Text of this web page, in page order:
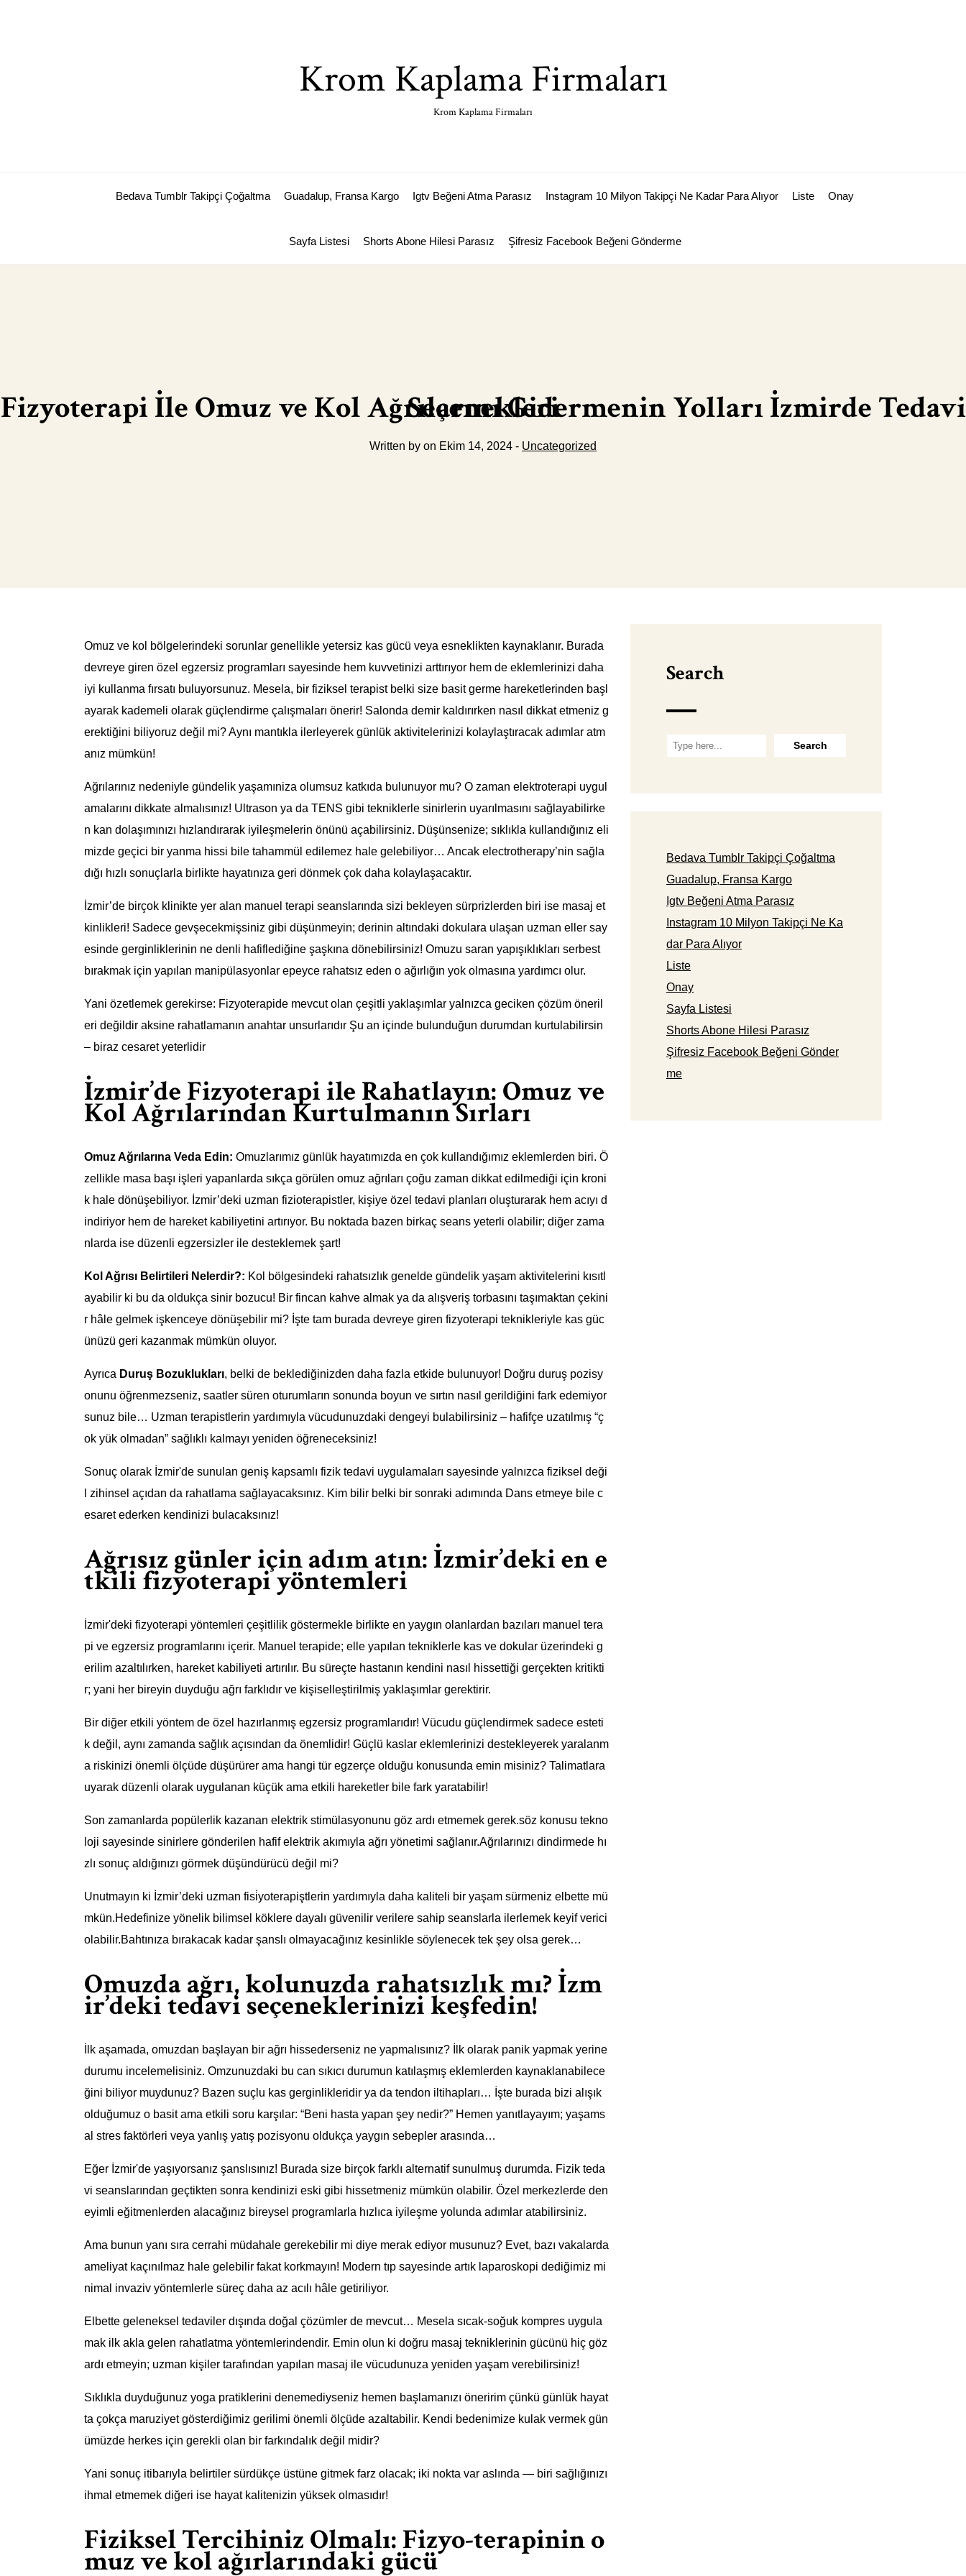
Krom Kaplama Firmaları
Krom Kaplama Firmaları
Bedava Tumblr Takipçi Çoğaltma Guadalup, Fransa Kargo Igtv Beğeni Atma Parasız Instagram 10 Milyon Takipçi Ne Kadar Para Alıyor Liste Onay
Sayfa Listesi Shorts Abone Hilesi Parasız Şifresiz Facebook Beğeni Gönderme
Fizyoterapi İle Omuz ve Kol Ağrılarını Gidermenin Yolları İzmirde Tedavi Seçenekleri
Written by on Ekim 14, 2024 - Uncategorized
Omuz ve kol bölgelerindeki sorunlar genellikle yetersiz kas gücü veya esneklikten kaynaklanır. Burada
devreye giren özel egzersiz programları sayesinde hem kuvvetinizi arttırıyor hem de eklemlerinizi daha
iyi kullanma fırsatı buluyorsunuz. Mesela, bir fiziksel terapist belki size basit germe hareketlerinden başl
ayarak kademeli olarak güçlendirme çalışmaları önerir! Salonda demir kaldırırken nasıl dikkat etmeniz g
erektiğini biliyoruz değil mi? Aynı mantıkla ilerleyerek günlük aktivitelerinizi kolaylaştıracak adımlar atm
anız mümkün!
Ağrılarınız nedeniyle gündelik yaşamıniza olumsuz katkıda bulunuyor mu? O zaman elektroterapi uygul
amalarını dikkate almalısınız! Ultrason ya da TENS gibi tekniklerle sinirlerin uyarılmasını sağlayabilirke
n kan dolaşımınızı hızlandırarak iyileşmelerin önünü açabilirsiniz. Düşünsenize; sıklıkla kullandığınız eli
mizde geçici bir yanma hissi bile tahammül edilemez hale gelebiliyor… Ancak electrotherapy’nin sağla
dığı hızlı sonuçlarla birlikte hayatınıza geri dönmek çok daha kolaylaşacaktır.
İzmir’de birçok klinikte yer alan manuel terapi seanslarında sizi bekleyen sürprizlerden biri ise masaj et
kinlikleri! Sadece gevşecekmişsiniz gibi düşünmeyin; derinin altındaki dokulara ulaşan uzman eller say
esinde gerginliklerinin ne denli hafiflediğine şaşkına dönebilirsiniz! Omuzu saran yapışıklıkları serbest
bırakmak için yapılan manipülasyonlar epeyce rahatsız eden o ağırlığın yok olmasına yardımcı olur.
Yani özetlemek gerekirse: Fizyoterapide mevcut olan çeşitli yaklaşımlar yalnızca geciken çözüm öneril
eri değildir aksine rahatlamanın anahtar unsurlarıdır Şu an içinde bulunduğun durumdan kurtulabilirsin
– biraz cesaret yeterlidir
İzmir’de Fizyoterapi ile Rahatlayın: Omuz ve
Kol Ağrılarından Kurtulmanın Sırları
Omuz Ağrılarına Veda Edin: Omuzlarımız günlük hayatımızda en çok kullandığımız eklemlerden biri. Ö
zellikle masa başı işleri yapanlarda sıkça görülen omuz ağrıları çoğu zaman dikkat edilmediği için kroni
k hale dönüşebiliyor. İzmir’deki uzman fizioterapistler, kişiye özel tedavi planları oluşturarak hem acıyı d
indiriyor hem de hareket kabiliyetini artırıyor. Bu noktada bazen birkaç seans yeterli olabilir; diğer zama
nlarda ise düzenli egzersizler ile desteklemek şart!
Kol Ağrısı Belirtileri Nelerdir?: Kol bölgesindeki rahatsızlık genelde gündelik yaşam aktivitelerini kısıtl
ayabilir ki bu da oldukça sinir bozucu! Bir fincan kahve almak ya da alışveriş torbasını taşımaktan çekini
r hâle gelmek işkenceye dönüşebilir mi? İşte tam burada devreye giren fizyoterapi teknikleriyle kas güc
ünüzü geri kazanmak mümkün oluyor.
Ayrıca Duruş Bozuklukları, belki de beklediğinizden daha fazla etkide bulunuyor! Doğru duruş pozisy
onunu öğrenmezseniz, saatler süren oturumların sonunda boyun ve sırtın nasıl gerildiğini fark edemiyor
sunuz bile… Uzman terapistlerin yardımıyla vücudunuzdaki dengeyi bulabilirsiniz – hafifçe uzatılmış “ç
ok yük olmadan” sağlıklı kalmayı yeniden öğreneceksiniz!
Sonuç olarak İzmir'de sunulan geniş kapsamlı fizik tedavi uygulamaları sayesinde yalnızca fiziksel deği
l zihinsel açıdan da rahatlama sağlayacaksınız. Kim bilir belki bir sonraki adımında Dans etmeye bile c
esaret ederken kendinizi bulacaksınız!
Ağrısız günler için adım atın: İzmir’deki en e
tkili fizyoterapi yöntemleri
İzmir'deki fizyoterapi yöntemleri çeşitlilik göstermekle birlikte en yaygın olanlardan bazıları manuel tera
pi ve egzersiz programlarını içerir. Manuel terapide; elle yapılan tekniklerle kas ve dokular üzerindeki g
erilim azaltılırken, hareket kabiliyeti artırılır. Bu süreçte hastanın kendini nasıl hissettiği gerçekten kritikti
r; yani her bireyin duyduğu ağrı farklıdır ve kişiselleştirilmiş yaklaşımlar gerektirir.
Bir diğer etkili yöntem de özel hazırlanmış egzersiz programlarıdır! Vücudu güçlendirmek sadece esteti
k değil, aynı zamanda sağlık açısından da önemlidir! Güçlü kaslar eklemlerinizi destekleyerek yaralanm
a riskinizi önemli ölçüde düşürürer ama hangi tür egzerçe olduğu konusunda emin misiniz? Talimatlara
uyarak düzenli olarak uygulanan küçük ama etkili hareketler bile fark yaratabilir!
Son zamanlarda popülerlik kazanan elektrik stimülasyonunu göz ardı etmemek gerek.söz konusu tekno
loji sayesinde sinirlere gönderilen hafif elektrik akımıyla ağrı yönetimi sağlanır.Ağrılarınızı dindirmede hı
zlı sonuç aldığınızı görmek düşündürücü değil mi?
Unutmayın ki İzmir’deki uzman fisi̇yotera­piş­tlerin yardımıyla daha kaliteli bir yaşam sürmeniz elbette mü
mkün.Hedefinize yönelik bilimsel köklere dayalı güvenilir verilere sahip seanslarla ilerlemek keyif verici
olabilir.Bahtınıza bırakacak kadar şanslı olmayacağınız kesinlikle söylenecek tek şey olsa gerek…
Omuzda ağrı, kolunuzda rahatsızlık mı? İzm
ir’deki tedavi seçeneklerinizi keşfedin!
İlk aşamada, omuzdan başlayan bir ağrı hissederseniz ne yapmalısınız? İlk olarak panik yapmak yerine
durumu incelemelisiniz. Omzunuzdaki bu can sıkıcı durumun katılaşmış eklemlerden kaynaklanabilece
ğini biliyor muydunuz? Bazen suçlu kas gerginlikleridir ya da tendon iltihapları… İşte burada bizi alışık
olduğumuz o basit ama etkili soru karşılar: “Beni hasta yapan şey nedir?” Hemen yanıtlayayım; yaşams
al stres faktörleri veya yanlış yatış pozisyonu oldukça yaygın sebepler arasında…
Eğer İzmir'de yaşıyorsanız şanslısınız! Burada size birçok farklı alternatif sunulmuş durumda. Fizik teda
vi seanslarından geçtikten sonra kendinizi eski gibi hissetmeniz mümkün olabilir. Özel merkezlerde den
eyimli eğitmenlerden alacağınız bireysel programlarla hızlıca iyileşme yolunda adımlar atabilirsiniz.
Ama bunun yanı sıra cerrahi müdahale gerekebilir mi diye merak ediyor musunuz? Evet, bazı vakalarda
ameliyat kaçınılmaz hale gelebilir fakat korkmayın! Modern tıp sayesinde artık laparoskopi dediğimiz mi
nimal invaziv yöntemlerle süreç daha az acılı hâle getiriliyor.
Elbette geleneksel tedaviler dışında doğal çözümler de mevcut… Mesela sıcak-soğuk kompres uygula
mak ilk akla gelen rahatlatma yöntemlerindendir. Emin olun ki doğru masaj tekniklerinin gücünü hiç göz
ardı etmeyin; uzman kişiler tarafından yapılan masaj ile vücudunuza yeniden yaşam verebilirsiniz!
Sıklıkla duyduğunuz yoga pratiklerini denemediyseniz hemen başlamanızı öneririm çünkü günlük hayat
ta çokça maruziyet gösterdiğimiz gerilimi önemli ölçüde azaltabilir. Kendi bedenimize kulak vermek gün
ümüzde herkes için gerekli olan bir farkındalık değil midir?
Yani sonuç itibarıyla belirtiler sürdükçe üstüne gitmek farz olacak; iki nokta var aslında — biri sağlığınızı
ihmal etmemek diğeri ise hayat kalitenizin yüksek olmasıdır!
Fiziksel Tercihiniz Olmalı: Fizyo-terapinin o
muz ve kol ağırlarındaki gücü
Search
Bedava Tumblr Takipçi Çoğaltma
Guadalup, Fransa Kargo
Igtv Beğeni Atma Parasız
Instagram 10 Milyon Takipçi Ne Ka
dar Para Alıyor
Liste
Onay
Sayfa Listesi
Shorts Abone Hilesi Parasız
Şifresiz Facebook Beğeni Gönder
me